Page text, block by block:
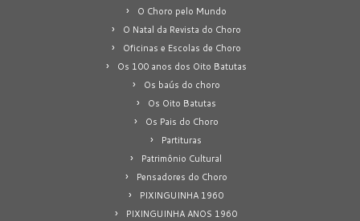
O Choro pelo Mundo
O Natal da Revista do Choro
Oficinas e Escolas de Choro
Os 100 anos dos Oito Batutas
Os baús do choro
Os Oito Batutas
Os Pais do Choro
Partituras
Patrimônio Cultural
Pensadores do Choro
PIXINGUINHA 1960
PIXINGUINHA ANOS 1960